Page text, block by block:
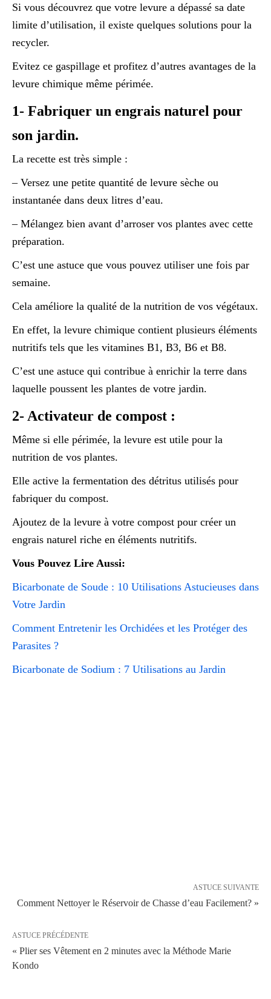
Si vous découvrez que votre levure a dépassé sa date
limite d’utilisation, il existe quelques solutions pour la
recycler.
Evitez ce gaspillage et profitez d’autres avantages de la
levure chimique même périmée.
1- Fabriquer un engrais naturel pour
son jardin.
La recette est très simple :
– Versez une petite quantité de levure sèche ou
instantanée dans deux litres d’eau.
– Mélangez bien avant d’arroser vos plantes avec cette
préparation.
C’est une astuce que vous pouvez utiliser une fois par
semaine.
Cela améliore la qualité de la nutrition de vos végétaux.
En effet, la levure chimique contient plusieurs éléments
nutritifs tels que les vitamines B1, B3, B6 et B8.
C’est une astuce qui contribue à enrichir la terre dans
laquelle poussent les plantes de votre jardin.
2- Activateur de compost :
Même si elle périmée, la levure est utile pour la
nutrition de vos plantes.
Elle active la fermentation des détritus utilisés pour
fabriquer du compost.
Ajoutez de la levure à votre compost pour créer un
engrais naturel riche en éléments nutritifs.
Vous Pouvez Lire Aussi:
Bicarbonate de Soude : 10 Utilisations Astucieuses dans
Votre Jardin
Comment Entretenir les Orchidées et les Protéger des
Parasites ?
Bicarbonate de Sodium : 7 Utilisations au Jardin
ASTUCE SUIVANTE
Comment Nettoyer le Réservoir de Chasse d’eau Facilement? »
ASTUCE PRÉCÉDENTE
« Plier ses Vêtement en 2 minutes avec la Méthode Marie
Kondo